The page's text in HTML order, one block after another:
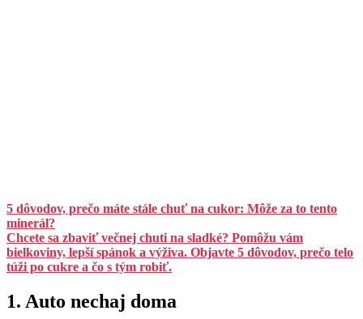
5 dôvodov, prečo máte stále chuť na cukor: Môže za to tento
minerál?
Chcete sa zbaviť večnej chuti na sladké? Pomôžu vám
bielkoviny, lepší spánok a výživa. Objavte 5 dôvodov, prečo telo
túži po cukre a čo s tým robiť.
1. Auto nechaj doma